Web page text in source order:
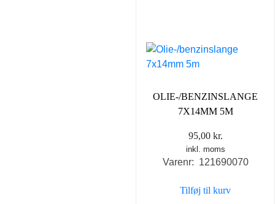
OLIE-/BENZINSLANGE
7X14MM 5M
95,00 kr.
inkl. moms
Varenr: 121690070
Tilføj til kurv